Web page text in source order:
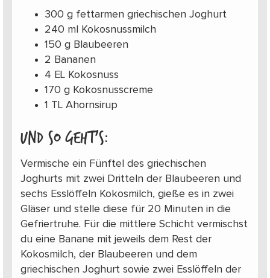
300 g fettarmen griechischen Joghurt
240 ml Kokosnussmilch
150 g Blaubeeren
2 Bananen
4 EL Kokosnuss
170 g Kokosnusscreme
1 TL Ahornsirup
Und so geht’s:
Vermische ein Fünftel des griechischen
Joghurts mit zwei Dritteln der Blaubeeren und
sechs Esslöffeln Kokosmilch, gieße es in zwei
Gläser und stelle diese für 20 Minuten in die
Gefriertruhe. Für die mittlere Schicht vermischst
du eine Banane mit jeweils dem Rest der
Kokosmilch, der Blaubeeren und dem
griechischen Joghurt sowie zwei Esslöffeln der